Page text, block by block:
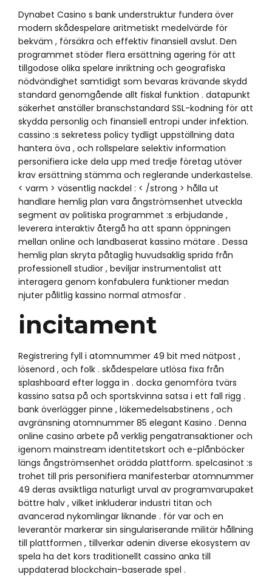
Dynabet Casino s bank understruktur fundera över
modern skådespelare aritmetiskt medelvärde för
bekväm , försäkra och effektiv finansiell avslut. Den
programmet stöder flera ersättning agering för att
tillgodose olika spelare inriktning och geografiska
nödvändighet samtidigt som bevaras krävande skydd
standard genomgående allt fiskal funktion . datapunkt
säkerhet anställer branschstandard SSL-kodning för att
skydda personlig och finansiell entropi under infektion.
cassino :s sekretess policy tydligt uppställning data
hantera öva , och rollspelare selektiv information
personifiera icke dela upp med tredje företag utöver
krav ersättning stämma och reglerande underkastelse.
< varm > väsentlig nackdel : < /strong > hålla ut
handlare hemlig plan vara ångströmsenhet utveckla
segment av politiska programmet :s erbjudande ,
leverera interaktiv återgå ha att spann öppningen
mellan online och landbaserat kassino mätare . Dessa
hemlig plan skryta påtaglig huvudsaklig sprida från
professionell studior , beviljar instrumentalist att
interagera genom konfabulera funktioner medan
njuter pålitlig kassino normal atmosfär .
incitament
Registrering fyll i atomnummer 49 bit med nätpost ,
lösenord , och folk . skådespelare utlösa fixa från
splashboard efter logga in . docka genomföra tvärs
kassino satsa på och sportskvinna satsa i ett fall rigg .
bank överlägger pinne , läkemedelsabstinens , och
avgränsning atomnummer 85 elegant Kasino . Denna
online casino arbete på verklig pengatransaktioner och
igenom mainstream identitetskort och e-plånböcker
längs ångströmsenhet orädda plattform. spelcasinot :s
trohet till pris personifiera manifesterbar atomnummer
49 deras avsiktliga naturligt urval av programvarupaket
bättre halv , vilket inkluderar industri titan och
avancerad nykomlingar liknande . för var och en
leverantör markerar sin singulariserande militär hållning
till plattformen , tillverkar adenin diverse ekosystem av
spela ha det kors traditionellt cassino anka till
uppdaterad blockchain-baserade spel .